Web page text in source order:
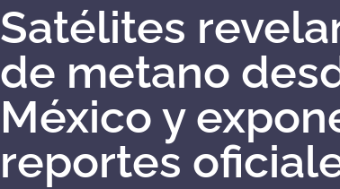
Satélites
de metano
México y
reportes